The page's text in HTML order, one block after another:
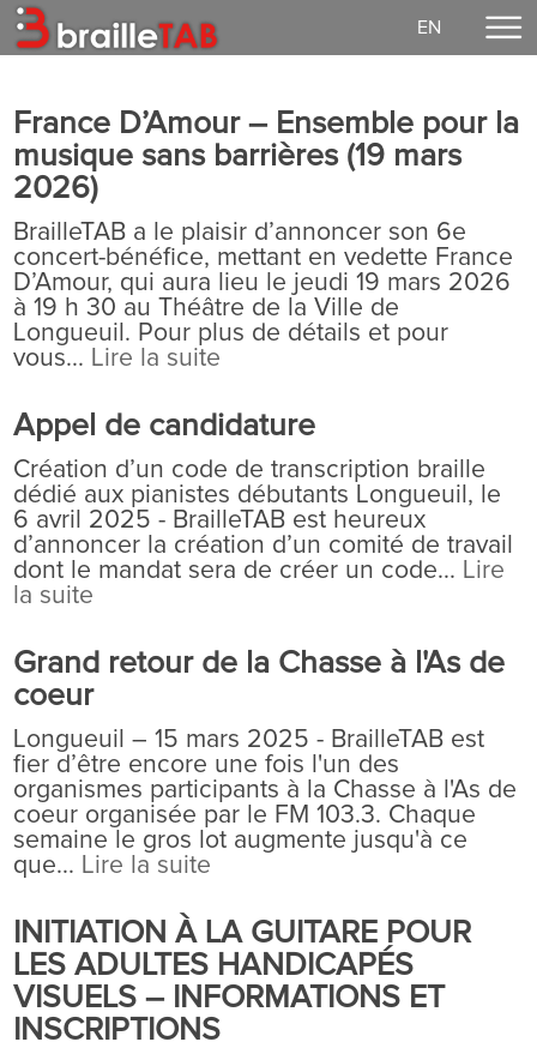
Faire un don
Concerts
Partitions
Connexion
Contact
EN
France D’Amour – Ensemble pour la
musique sans barrières (19 mars
2026)
BrailleTAB a le plaisir d’annoncer son 6e
concert-bénéfice, mettant en vedette France
D’Amour, qui aura lieu le jeudi 19 mars 2026
à 19 h 30 au Théâtre de la Ville de
Longueuil. Pour plus de détails et pour
vous... Lire la suite
Appel de candidature
Création d’un code de transcription braille
dédié aux pianistes débutants Longueuil, le
6 avril 2025 - BrailleTAB est heureux
d’annoncer la création d’un comité de travail
dont le mandat sera de créer un code... Lire
la suite
Grand retour de la Chasse à l'As de
coeur
Longueuil – 15 mars 2025 - BrailleTAB est
fier d’être encore une fois l'un des
organismes participants à la Chasse à l'As de
coeur organisée par le FM 103.3. Chaque
semaine le gros lot augmente jusqu'à ce
que... Lire la suite
INITIATION À LA GUITARE POUR
LES ADULTES HANDICAPÉS
VISUELS – INFORMATIONS ET
INSCRIPTIONS